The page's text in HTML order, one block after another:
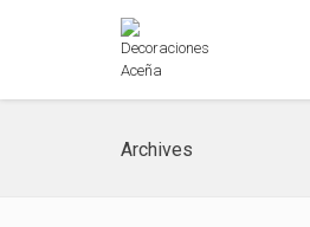
Archives